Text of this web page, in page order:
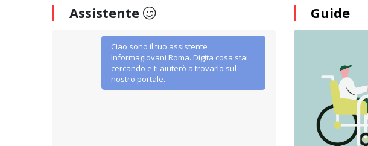
Assistente
Ciao sono il tuo assistente
Informagiovani Roma. Digita cosa stai
cercando e ti aiuterò a trovarlo sul
nostro portale.
Guide